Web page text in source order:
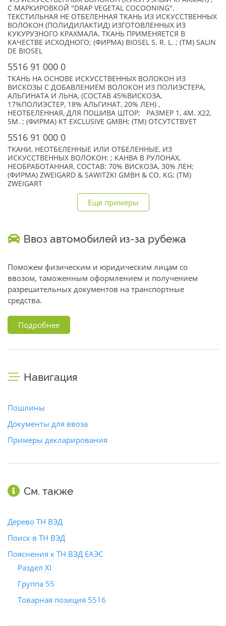
С МАРКИРОВКОЙ "DRAP VEGETAL COCOONING".
ТЕКСТИЛЬНАЯ НЕ ОТБЕЛЕННАЯ ТКАНЬ ИЗ ИСКУССТВЕННЫХ
ВОЛОКОН (ПОЛИДИЛАКТИД) ИЗГОТОВЛЕННЫХ ИЗ
КУКУРУЗНОГО КРАХМАЛА. ТКАНЬ ПРИМЕНЯЕТСЯ В
КАЧЕСТВЕ ИСХОДНОГО; (ФИРМА) BIOSEL S. R. L. ; (TM) SALIN
DE BIOSEL
5516 91 000 0
ТКАНЬ НА ОСНОВЕ ИСКУССТВЕННЫХ ВОЛОКОН ИЗ
ВИСКОЗЫ С ДОБАВЛЕНИЕМ ВОЛОКОН ИЗ ПОЛИЭСТЕРА,
АЛЬГИНАТА И ЛЬНА, (СОСТАВ 45%ВИСКОЗА,
17%ПОЛИЭСТЕР, 18% АЛЬГИНАТ, 20% ЛЕН) ,
НЕОТБЕЛЕННАЯ, ДЛЯ ПОШИВА ШТОР; РАЗМЕР 1, 4М. Х22,
5М. ; (ФИРМА) KT EXCLUSIVE GMBH; (TM) ОТСУТСТВУЕТ
5516 91 000 0
ТКАНИ, НЕОТБЕЛЕННЫЕ ИЛИ ОТБЕЛЕННЫЕ, ИЗ
ИСКУССТВЕННЫХ ВОЛОКОН: ; КАНВА В РУЛОНАХ,
НЕОБРАБОТАННАЯ, СОСТАВ: 70% ВИСКОЗА, 30% ЛЕН;
(ФИРМА) ZWEIGARD & SAWITZKI GMBH & CO. KG; (TM)
ZWEIGART
Еще примеры
Ввоз автомобилей из-за рубежа
Поможем физическим и юридическим лицам со
ввозом, таможенным оформлением и получением
разрешительных документов на транспортные
средства.
Подробнее
Навигация
Пошлины
Документы для ввоза
Примеры декларирования
См. также
Дерево ТН ВЭД
Поиск в ТН ВЭД
Пояснения к ТН ВЭД ЕАЭС
Раздел XI
Группа 55
Товарная позиция 5516